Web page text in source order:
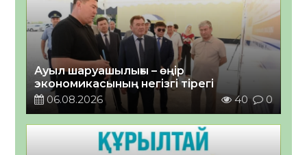
Ауыл шаруашылығы – өңір
экономикасының негізгі тірегі
06.08.2026
40 0